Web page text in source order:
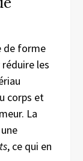
de forme
les
corps et
La
, ce qui en